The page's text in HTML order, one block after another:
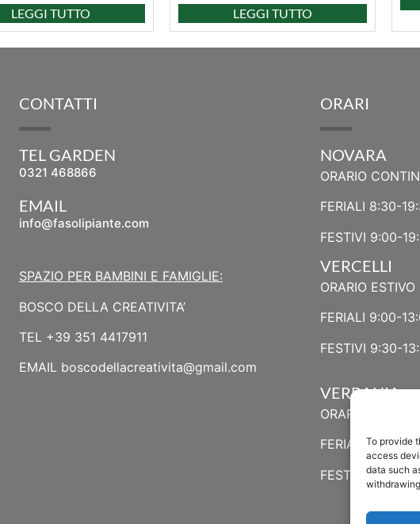
To provide
access
data such
LEGGI TUTTO LEGGI TUTTO
CONTATTI
TEL GARDEN
0321 468866
EMAIL
info@fasolipiante.com
SPAZIO PER BAMBINI E FAMIGLIE:
BOSCO DELLA CREATIVITA’
TEL +39 351 4417911
EMAIL boscodellacreativita@gmail.com
ORARI
NOVARA
ORARIO
FERIALI 8:30-
FESTIVI 9:00-
VERCELLI
ORARIO
FERIALI 9:00-
FESTIVI 9:30-
VERBANIA
ORARIO
FERIALI 8:30-
FESTIVI 8:30-